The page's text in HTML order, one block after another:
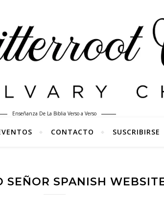
Enseñanza De La Biblia Verso a Verso
CONTACTO SUSCRIBIRSE
SEÑOR SPANISH